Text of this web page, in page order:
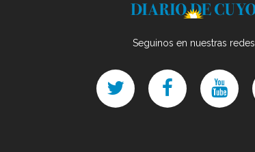
Seguinos en nuestras redes